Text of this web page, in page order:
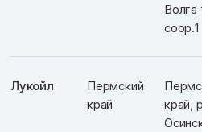
соор.1
Лукойл
Пермский
край
край,